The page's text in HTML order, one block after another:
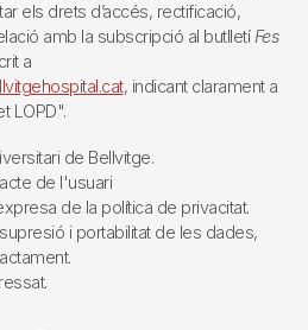
els drets d’accés, rectificació,
amb la subscripció al butlletí Fes
a
, indicant clarament a
LOPD".
de Bellvitge.
de l'usuari
de la política de privacitat.
i portabilitat de les dades,